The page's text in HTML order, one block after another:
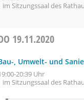
im Sitzungssaal des
19.11.2020
, Umwelt- und
20:39 Uhr
im Sitzungssaal des